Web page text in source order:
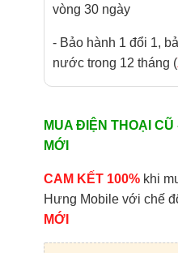
vòng 30 ngày
- Bảo hành 1 đổi 1,
nước trong 12 tháng (
MUA ĐIỆN THOẠI
MỚI
CAM KẾT 100%khi
Hưng Mobile với chế
MỚI